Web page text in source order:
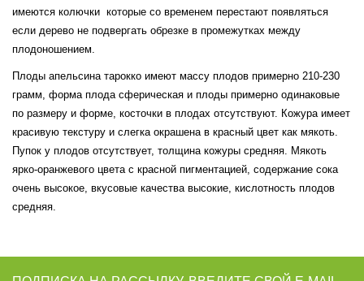
имеются колючки которые со временем перестают появляться
если дерево не подвергать обрезке в промежутках между
плодоношением.
Плоды апельсина тарокко имеют массу плодов примерно 210-230
грамм, форма плода сферическая и плоды примерно одинаковые
по размеру и форме, косточки в плодах отсутствуют. Кожура имеет
красивую текстуру и слегка окрашена в красный цвет как мякоть.
Пупок у плодов отсутствует, толщина кожуры средняя. Мякоть
ярко-оранжевого цвета с красной пигментацией, содержание сока
очень высокое, вкусовые качества высокие, кислотность плодов
средняя.